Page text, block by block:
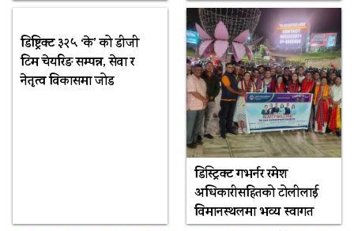
डिष्ट्रिक्ट ३२५ ‘के’ को डीजी
टिम चेयरिङ सम्पन्न, सेवा र
नेतृत्व विकासमा जोड
डिस्ट्रिक्ट गभर्नर रमेश
अधिकारीसहितको टोलीलाई
विमानस्थलमा भव्य स्वागत